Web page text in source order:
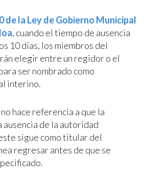
de la Ley de Gobierno Municipal
, cuando el tiempo de ausencia
10 días, los miembros del
elegir entre un regidor o el
ser nombrado como
interino.
hace referencia a que la
de la autoridad
sigue como titular del
regresar antes de que se